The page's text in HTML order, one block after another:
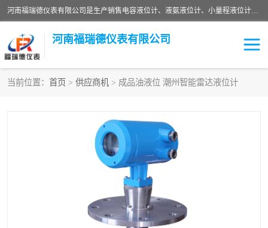
河南福瑞德仪表有限公司是生产销售电容液位计、液氨液位计、小量程液位计定制、智能锅炉水位计、液氮液位计等；并在产品开发、研制的过程中，吸取国内外仪器仪表的技术精华，建立了一支高、精、尖的科研开发队伍，使产品性能不断升级。
河南福瑞德仪表有限公司
当前位置： 首页 > 供应商机 > 成品油液位 潮州智能雷达液位计
流量传感器
液氮液位计
液位计传感器定制
物位计